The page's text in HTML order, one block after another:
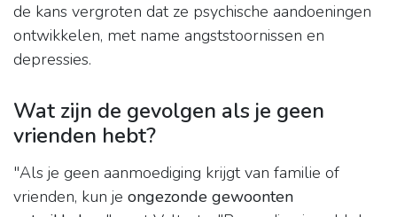
de kans vergroten dat ze psychische aandoeningen
ontwikkelen, met name angststoornissen en
depressies.
Wat zijn de gevolgen als je geen
vrienden hebt?
"Als je geen aanmoediging krijgt van familie of
vrienden, kun je ongezonde gewoonten